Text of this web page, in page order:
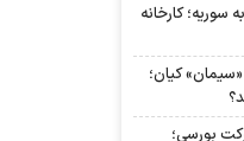
کارخانه
کیان؛
افزایش سرمایه ۴ شرکت بورسی؛